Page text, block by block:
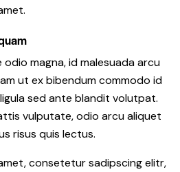
magna, id malesuada arcu
ut ex bibendum commodo id
sed ante blandit volutpat.
vulputate, odio arcu aliquet
risus quis lectus.
consetetur sadipscing elitr,